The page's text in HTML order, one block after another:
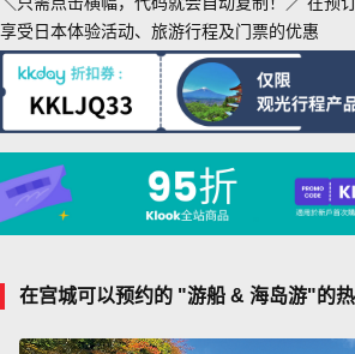
享受日本体验活动、旅游行程及门票的优惠
在宫城可以预约的 "游船 & 海岛游"的